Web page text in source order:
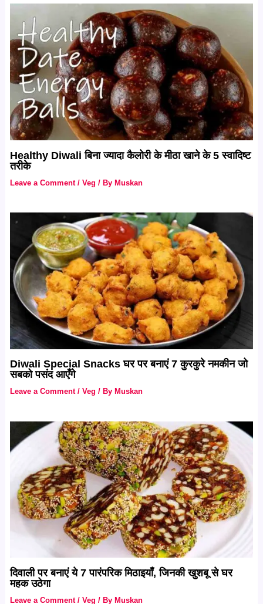
Healthy Diwali बिना ज्यादा कैलोरी के मीठा खाने के 5 स्वादिष्ट
तरीके
Leave a Comment /Veg / ByMuskan
Diwali Special Snacks घर पर बनाएं 7 कुरकुरे नमकीन जो
सबको पसंद आएँगे
Leave a Comment /Veg / By Muskan
दिवाली पर बनाएं ये 7 पारंपरिक मिठाइयाँ, जिनकी खुशबू से घर
महक उठेगा
Leave a Comment /Veg / ByMuskan